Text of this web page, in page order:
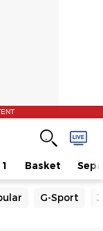
Basket
G-Sport